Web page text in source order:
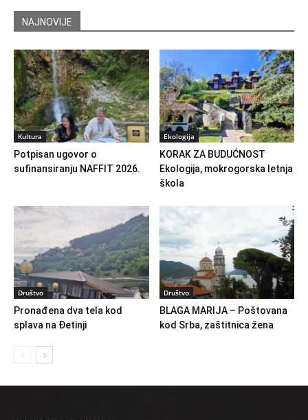
NAJNOVIJE
Kultura
Potpisan ugovor o
sufinansiranju NAFFIT 2026.
Ekologija
KORAK ZA BUDUĆNOST
Ekologija, mokrogorska letnja
škola
Društvo
Pronađena dva tela kod
splava na Đetinji
Društvo
BLAGA MARIJA – Poštovana
kod Srba, zaštitnica žena